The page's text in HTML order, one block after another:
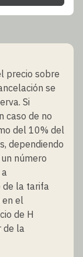
precio sobre
se
Si
caso de no
del 10% del
dependiendo
número
de la tarifa
en el
de H
de la